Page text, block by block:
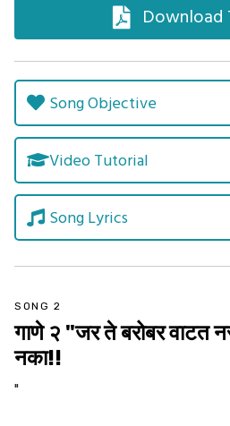
Download
Song Objective
Video Tutorial
Song Lyrics
SONG 2
गाणे २ "जर ते बरोबर
नका!!
"